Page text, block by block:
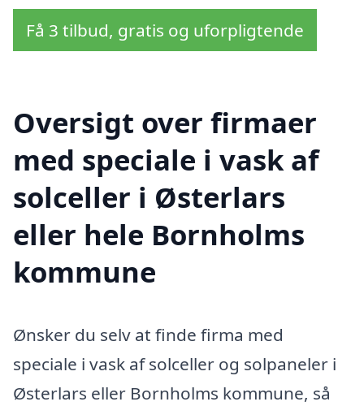
Få 3 tilbud, gratis og uforpligtende
Oversigt over firmaer
med speciale i vask af
solceller i Østerlars
eller hele Bornholms
kommune
Ønsker du selv at finde firma med
speciale i vask af solceller og solpaneler i
Østerlars eller Bornholms kommune, så